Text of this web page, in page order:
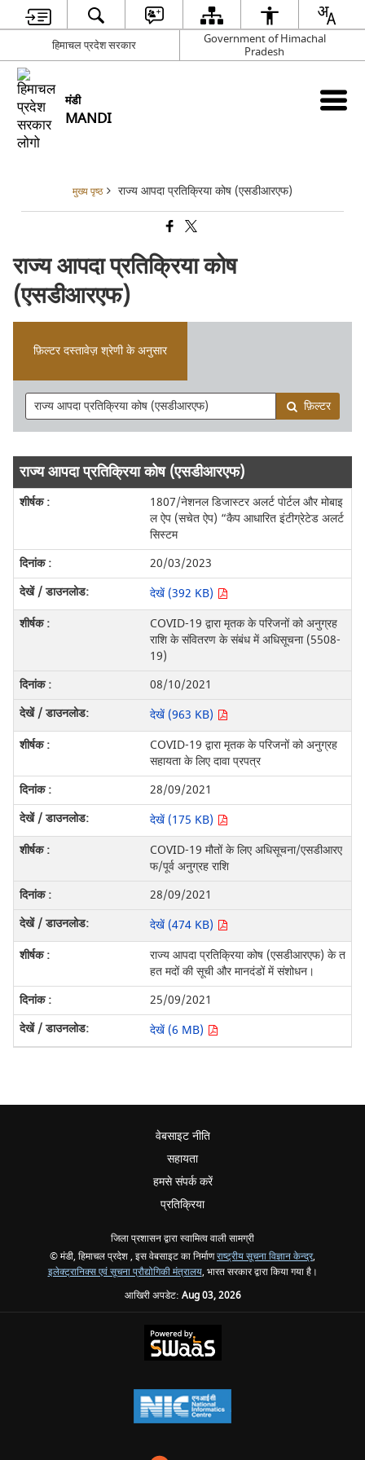
हिमाचल प्रदेश सरकार
Government of Himachal
Pradesh
मंडी
MANDI
मुख्य पृष्ठ राज्य आपदा प्रतिक्रिया कोष (एसडीआरएफ)
राज्य आपदा प्रतिक्रिया कोष
(एसडीआरएफ)
फ़िल्टर दस्तावेज़ श्रेणी के अनुसार
फ़िल्टर
राज्य आपदा प्रतिक्रिया कोष (एसडीआरएफ)
1807/नेशनल डिजास्टर अलर्ट पोर्टल और मोबाइ
ल ऐप (सचेत ऐप) “कैप आधारित इंटीग्रेटेड अलर्ट
सिस्टम
20/03/2023
देखें (392 KB)
COVID-19 द्वारा मृतक के परिजनों को अनुग्रह
राशि के संवितरण के संबंध में अधिसूचना (5508-
19)
08/10/2021
देखें (963 KB)
COVID-19 द्वारा मृतक के परिजनों को अनुग्रह
सहायता के लिए दावा प्रपत्र
28/09/2021
देखें (175 KB)
COVID-19 मौतों के लिए अधिसूचना/एसडीआरए
फ/पूर्व अनुग्रह राशि
28/09/2021
देखें (474 KB)
राज्य आपदा प्रतिक्रिया कोष (एसडीआरएफ) के त
हत मदों की सूची और मानदंडों में संशोधन।
25/09/2021
देखें (6 MB)
वेबसाइट नीति
सहायता
हमसे संपर्क करें
प्रतिक्रिया
जिला प्रशासन द्वारा स्वामित्व वाली सामग्री
© मंडी, हिमाचल प्रदेश , इस वेबसाइट का निर्माणराष्ट्रीय सूचना विज्ञान केन्द्र,
इलेक्ट्रानिक्स एवं सूचना प्रौद्योगिकी मंत्रालय, भारत सरकार द्वारा किया गया है।
आखिरी अपडेट: Aug 03, 2026